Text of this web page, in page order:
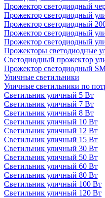
Прожектор светодиодный
Прожектор светодиодный
Прожектор светодиодный
Прожектор светодиодный
Прожектор светодиодный
Прожекторы светодиодные
Светодиодный прожектор
Прожектор светодиодный
Уличные светильники
Уличные светильники по
Светильник уличный 5 Вт
Светильник уличный 7 Вт
Светильник уличный 8 Вт
Светильник уличный 10 Вт
Светильник уличный 12 Вт
Светильник уличный 15 Вт
Светильник уличный 30 Вт
Светильник уличный 50 Вт
Светильник уличный 60 Вт
Светильник уличный 80 Вт
Светильник уличный 100 Вт
Светильник уличный 120 Вт